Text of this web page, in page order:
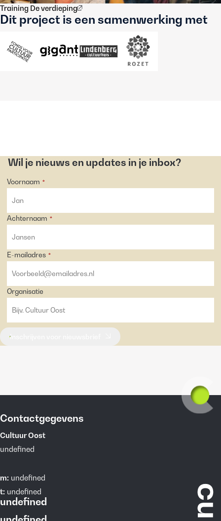
Training De verdieping
Dit project is een samenwerking met
Wil je nieuws en updates in je inbox?
Voornaam *
Achternaam *
E-mailadres *
Organisatie
Inschrijven voor nieuwsbrief
Contactgegevens
Cultuur Oost
undefined
m: undefined
t: undefined
undefined